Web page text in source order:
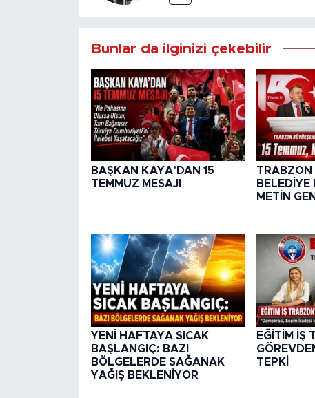
Bunlar da ilginizi çekebilir
BAŞKAN KAYA’DAN 15
TEMMUZ MESAJI
TRABZON
METİN
YENİ HAFTAYA SICAK
BAŞLANGIÇ: BAZI
BÖLGELERDE SAĞANAK
YAĞIŞ BEKLENİYOR
EĞİTİM İŞ
TEPKİ